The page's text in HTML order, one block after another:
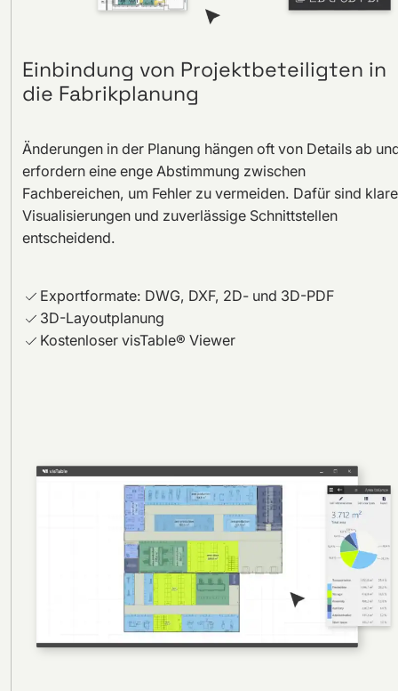
Einbindung von Projektbeteiligten in
die Fabrikplanung
Änderungen in der Planung hängen oft von Details ab
erfordern eine enge Abstimmung zwischen
Fachbereichen, um Fehler zu vermeiden. Dafür sind klare
Visualisierungen und zuverlässige Schnittstellen
entscheidend.
Exportformate: DWG, DXF, 2D- und 3D-PDF
3D-Layoutplanung
Kostenloser visTable® Viewer